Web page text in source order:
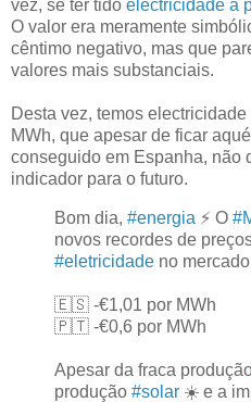
vez, se ter tido electricidade a
O valor era meramente
cêntimo negativo, mas que
valores mais substanciais.
Desta vez, temos
MWh, que apesar de ficar
conseguido em Espanha, não
indicador para o futuro.
Bom dia, #energia ⚡️ O
novos recordes de
#eletricidade no
🇪🇸 -€1,01 por MWh
🇵🇹 -€0,6 por MWh
Apesar da fraca
produção #solar ☀️ e a